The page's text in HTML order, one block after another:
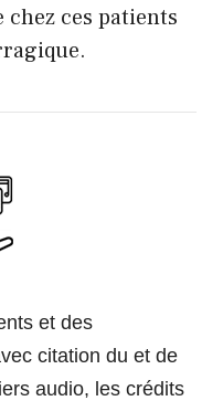
ces patients
et des
citation du et de
audio, les crédits